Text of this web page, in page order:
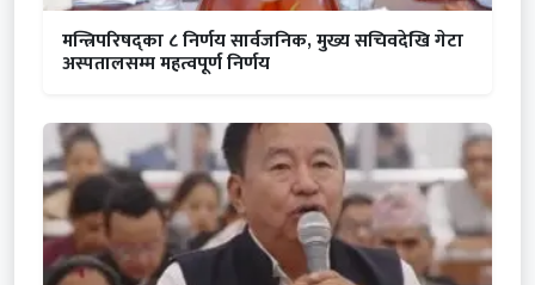
मन्त्रिपरिषद्का ८ निर्णय सार्वजनिक, मुख्य सचिवदेखि गेटा
अस्पतालसम्म महत्वपूर्ण निर्णय